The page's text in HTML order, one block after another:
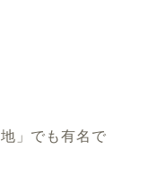
」でも有名で